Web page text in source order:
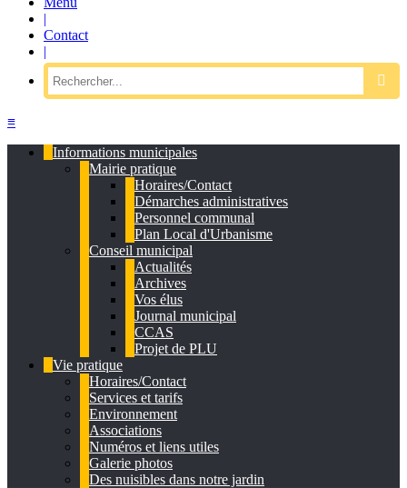
|
Contact
|
≡
Informations municipales
Mairie pratique
Horaires/Contact
Démarches administratives
Personnel communal
Plan Local d'Urbanisme
Conseil municipal
Actualités
Archives
Vos élus
Journal municipal
CCAS
Projet de PLU
Vie pratique
Horaires/Contact
Services et tarifs
Environnement
Associations
Numéros et liens utiles
Galerie photos
Des nuisibles dans notre jardin